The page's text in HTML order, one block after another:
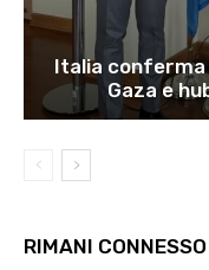
Italia conferma
Gaza e
RIMANI CONNESSO